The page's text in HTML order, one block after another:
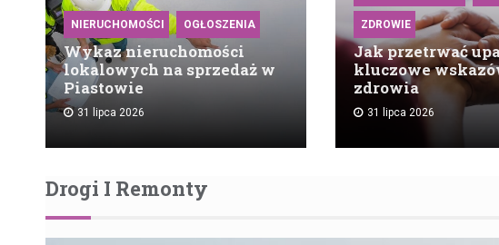
NIERUCHOMOŚCI OGŁOSZENIA
Wykaz nieruchomości
lokalowych na sprzedaż w
Piastowie
31 lipca 2026
ZDROWIE
Jak przetrwać
kluczowe
zdrowia
31 lipca 2026
Drogi I Remonty